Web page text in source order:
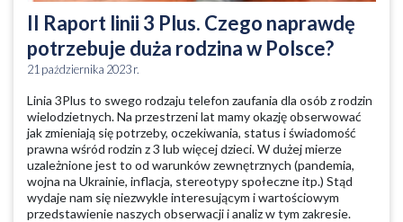
II Raport linii 3 Plus. Czego naprawdę
potrzebuje duża rodzina w Polsce?
21 października 2023 r.
Linia 3Plus to swego rodzaju telefon zaufania dla osób z rodzin
wielodzietnych. Na przestrzeni lat mamy okazję obserwować
jak zmieniają się potrzeby, oczekiwania, status i świadomość
prawna wśród rodzin z 3 lub więcej dzieci. W dużej mierze
uzależnione jest to od warunków zewnętrznych (pandemia,
wojna na Ukrainie, inflacja, stereotypy społeczne itp.) Stąd
wydaje nam się niezwykle interesującym i wartościowym
przedstawienie naszych obserwacji i analiz w tym zakresie.